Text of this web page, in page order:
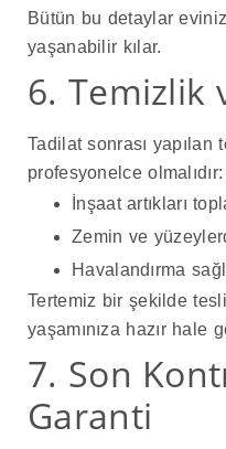
Bütün bu detaylar
yaşanabilir kılar.
6. Temizlik
Tadilat sonrası yapılan
profesyonelce olmalıdır:
İnşaat artıkları
Zemin ve
Havalandırma
Tertemiz bir şekilde
yaşamınıza hazır hale
7. Son
Garanti